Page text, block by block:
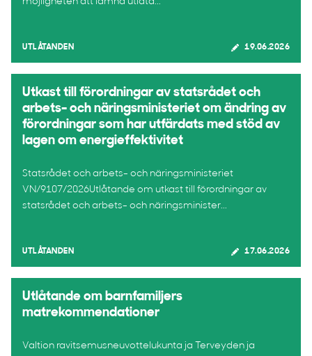
UTLÅTANDEN 19.06.2026
Utkast till förordningar av statsrådet och
arbets- och näringsministeriet om ändring av
förordningar som har utfärdats med stöd av
lagen om energieffektivitet
Statsrådet och arbets- och näringsministeriet
VN/9107/2026Utlåtande om utkast till förordningar av
statsrådet och arbets- och näringsminister...
UTLÅTANDEN 17.06.2026
Utlåtande om barnfamiljers
matrekommendationer
Valtion ravitsemusneuvottelukunta ja Terveyden ja